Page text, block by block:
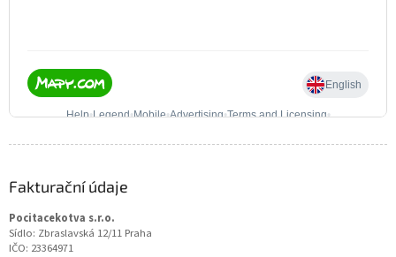
Fakturační údaje
Pocitacekotva s.r.o.
Sídlo: Zbraslavská 12/11 Praha
IČO: 23364971